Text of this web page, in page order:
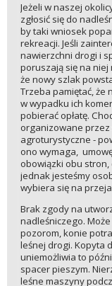
Jeżeli w naszej
zgłosić się do
by taki wniosek
rekreacji. Jeśli
nawierzchni drogi i
poruszają się na niej
że nowy szlak
Trzeba pamiętać, że
w wypadku ich
pobierać opłatę.
organizowane
agroturystyczne -
ono wymaga,
obowiązki obu stron,
jednak jesteśmy
wybiera się na
Brak zgody na
nadleśniczego.
pozorom, konie
leśnej drogi. Kopyta
uniemożliwia to
spacer pieszym.
leśne maszyny